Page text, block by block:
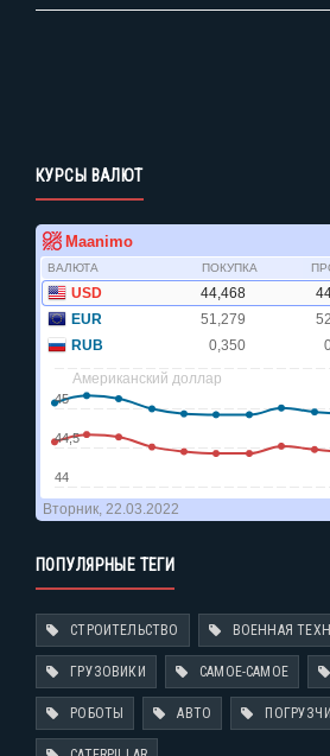
КУРСЫ ВАЛЮТ
ПОПУЛЯРНЫЕ ТЕГИ
СТРОИТЕЛЬСТВО ВОЕННАЯ
ГРУЗОВИКИ САМОЕ-САМОЕ
РОБОТЫ АВТО